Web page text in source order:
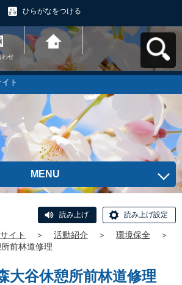
ひらがなをつける
わせ
かすがい市民活動情
報サイトへ戻る
ト
MENU
読み上げ 読み上げ設定
イト ＞ 活動紹介 ＞ 環境保全
＞
前林道修理
大谷休憩所前林道修理